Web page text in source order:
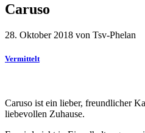
Caruso
28. Oktober 2018 von Tsv-Phelan
Vermittelt
Caruso ist ein lieber, freundlicher
liebevollen Zuhause.